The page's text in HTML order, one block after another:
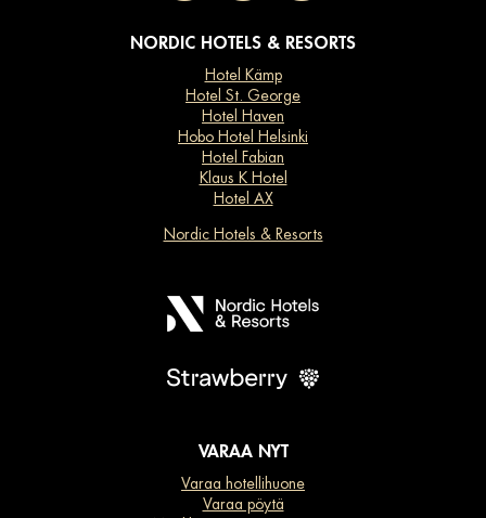
NORDIC HOTELS & RESORTS
Hotel Kämp
Hotel St. George
Hotel Haven
Hobo Hotel Helsinki
Hotel Fabian
Klaus K Hotel
Hotel AX
Nordic Hotels & Resorts
VARAA NYT
Varaa hotellihuone
Varaa pöytä